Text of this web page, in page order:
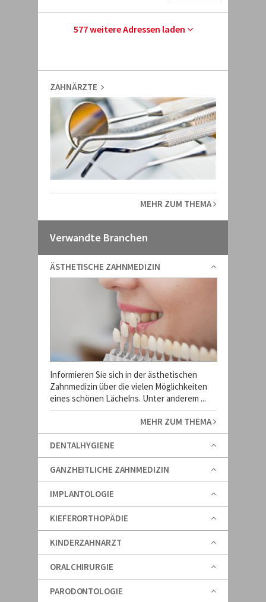
577 weitere Adressen laden
ZAHNÄRZTE
MEHR ZUM THEMA
Verwandte Branchen
ÄSTHETISCHE ZAHNMEDIZIN
Informieren Sie sich in der ästhetischen
Zahnmedizin über die vielen Möglichkeiten
eines schönen Lächelns. Unter anderem ...
MEHR ZUM THEMA
DENTALHYGIENE
GANZHEITLICHE ZAHNMEDIZIN
IMPLANTOLOGIE
KIEFERORTHOPÄDIE
KINDERZAHNARZT
ORALCHIRURGIE
PARODONTOLOGIE